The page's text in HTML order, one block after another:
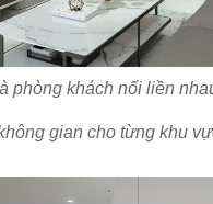
phòng khách nối liền
gian cho từng khu